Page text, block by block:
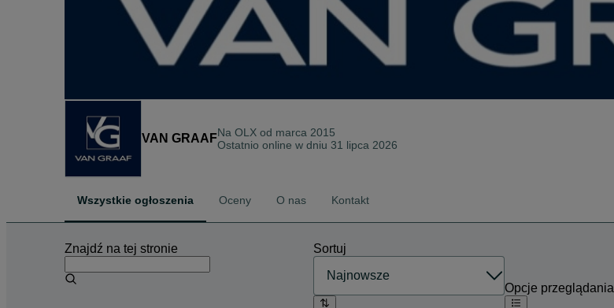
VAN GRAAFNa OLX od marca 2015
Ostatnio online w dniu 31 lipca 2026
Wszystkie ogłoszenia Oceny O nas Kontakt
Znajdź na tej stronie Sortuj
Opcje przeglądania